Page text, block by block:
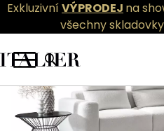
ExkluzivníVÝPRODEJ na
všechny